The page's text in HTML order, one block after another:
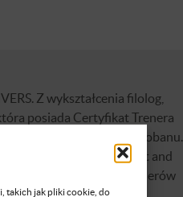
takich jak pliki cookie, do
Z wykształcenia filolog,
posiada Certyfikat Trenera
Japoński Związek Sorobanu.
oraz CLIL (Content and
nauczania przyszłych liderów